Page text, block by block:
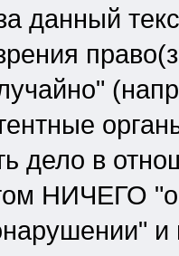
данный
дело в
НИЧЕГО
и